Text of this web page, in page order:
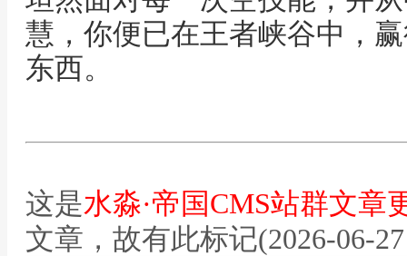
慧，你便已在王者峡谷中，
东西。
这是水淼·帝国CMS站群文章
文章，故有此标记(2026-06-